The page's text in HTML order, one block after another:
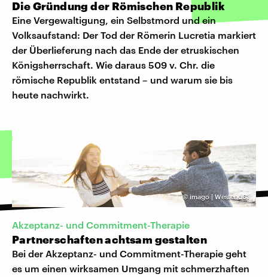
Die Gründung der Römischen Republik
Eine Vergewaltigung, ein Selbstmord und ein
Volksaufstand: Der Tod der Römerin Lucretia markiert
der Überlieferung nach das Ende der etruskischen
Königsherrschaft. Wie daraus 509 v. Chr. die
römische Republik entstand – und warum sie bis
heute nachwirkt.
©imago | Westend61
Akzeptanz- und Commitment-Therapie
Partnerschaften achtsam gestalten
Bei der Akzeptanz- und Commitment-Therapie geht
es um einen wirksamen Umgang mit schmerzhaften